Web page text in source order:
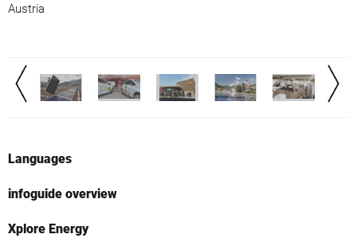
Austria
Languages
infoguide overview
Xplore Energy